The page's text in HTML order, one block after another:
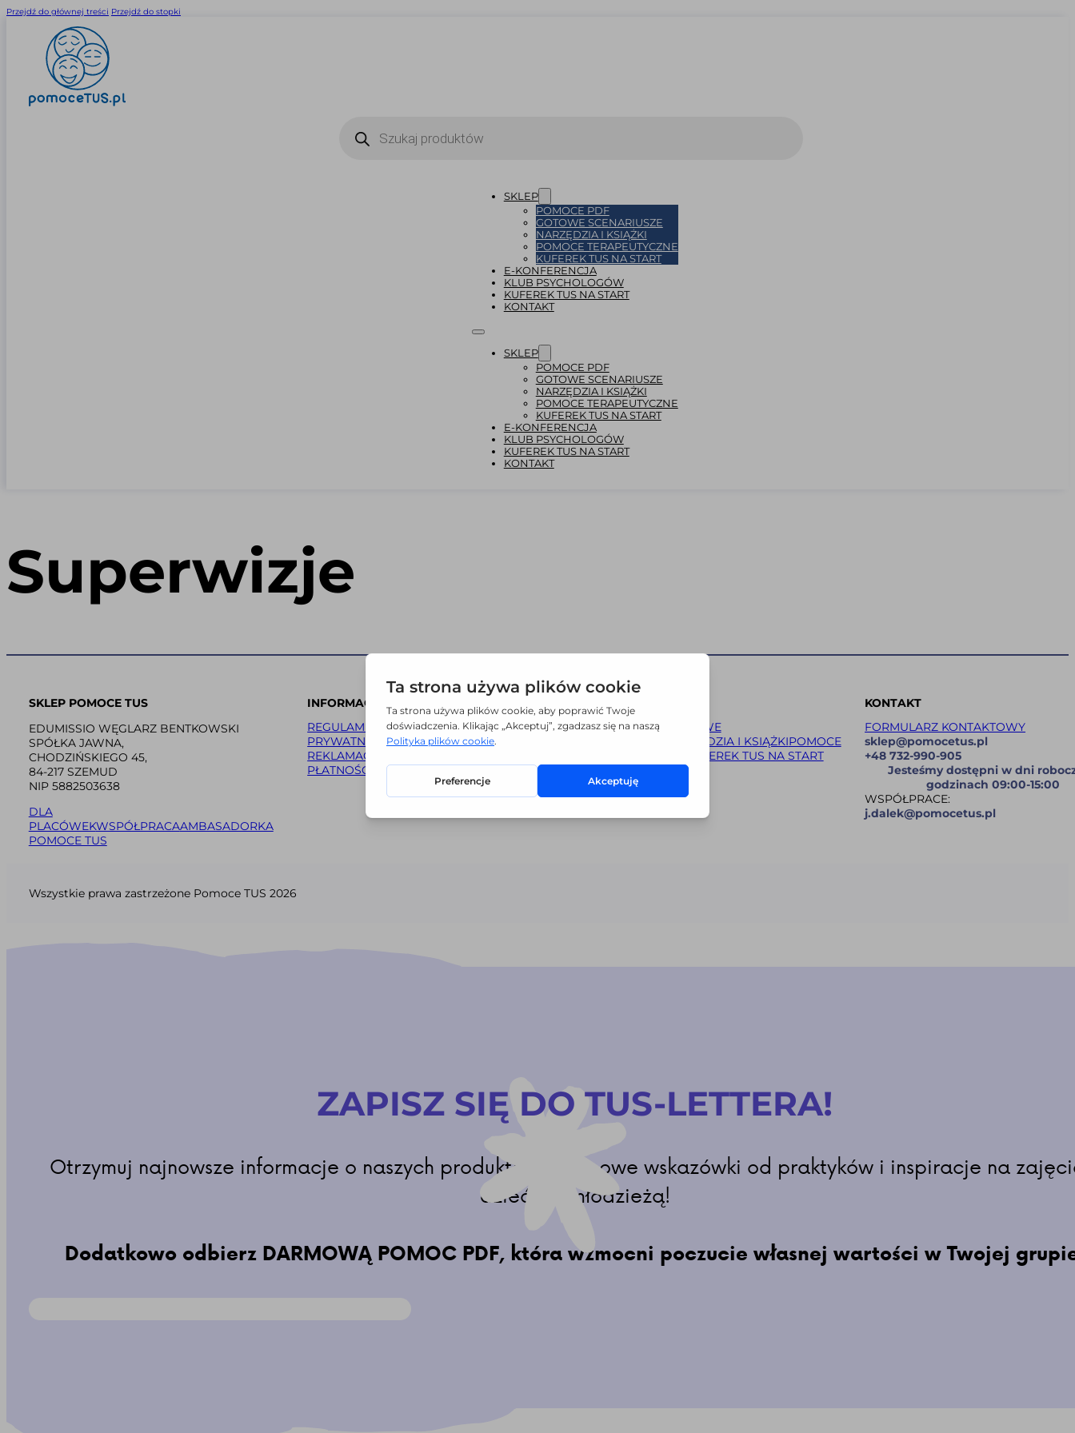
Przejdź do głównej treści Przejdź do stopki
SKLEP
POMOCE PDF
GOTOWE SCENARIUSZE
NARZĘDZIA I KSIĄŻKI
POMOCE TERAPEUTYCZNE
KUFEREK TUS NA START
E-KONFERENCJA
KLUB PSYCHOLOGÓW
KUFEREK TUS NA START
KONTAKT
SKLEP
POMOCE PDF
GOTOWE SCENARIUSZE
NARZĘDZIA I KSIĄŻKI
POMOCE TERAPEUTYCZNE
KUFEREK TUS NA START
E-KONFERENCJA
KLUB PSYCHOLOGÓW
KUFEREK TUS NA START
KONTAKT
Superwizje
SKLEP POMOCE TUS
EDUMISSIO WĘGLARZ BENTKOWSKI
SPÓŁKA JAWNA,
CHODZIŃSKIEGO 45,
84-217 SZEMUD
NIP 5882503638
DLA
PLACÓWEKWSPÓŁPRACAAMBASADORKA
POMOCE TUS
INFORMACJE
REGULAMIN
POLITYKA
PRYWATNOŚCIZWROTY I
REKLAMACJE
PŁATNOŚCI
REGULAMIN - KONKURS
POMOCE PDF
GOTOWE
NARZĘDZIA I KSIĄŻKIPOMOCE
KUFEREK TUS NA START
KONTAKT
FORMULARZ KONTAKTOWY
sklep@pomocetus.pl
+48 732-990-905
Jesteśmy dostępni w dni
godzinach 09:00-15:00
WSPÓŁPRACE:
j.dalek@pomocetus.pl
Wszystkie prawa zastrzeżone Pomoce TUS 2026
ZAPISZ SIĘ DO TUS-LETTERA!
Otrzymuj najnowsze informacje o naszych produktach, TUS-owe wskazówki od praktyków i inspiracje na
dziećmi i młodzieżą!
Dodatkowo odbierz DARMOWĄ POMOC PDF, która wzmocni poczucie własnej wartości w Twojej